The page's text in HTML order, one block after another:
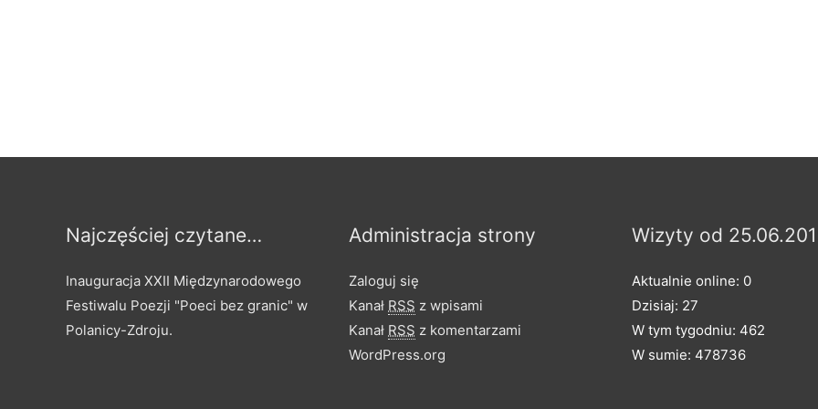
d
e
a
)
2
Najczęściej czytane…
Inauguracja XXII Międzynarodowego
Festiwalu Poezji "Poeci bez granic" w
Polanicy-Zdroju.
Administracja strony
Zaloguj się
Kanał RSS z wpisami
Kanał RSS z komentarzami
WordPress.org
Wizyty od
Aktualnie online: 0
Dzisiaj: 27
W tym tygodniu: 462
W sumie: 478736